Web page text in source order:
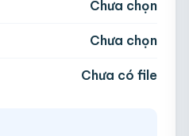
JPG (tối đa 50MB)Chưa chọn
Chưa chọn
Chưa có file